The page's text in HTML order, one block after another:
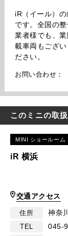
iR（イール）
です。全国の
業者様でも、
載車両もござ
ださい。
お問い合わせ：
このミニの取
MINI ショールーム
iR 横浜
交通アクセス
住所 神奈
TEL 045-